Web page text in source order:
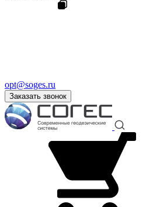
opt@soges.ru
Заказать звонок